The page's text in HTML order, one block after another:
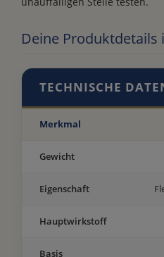
Deine Produktdetails
TECHNISCHE
Merkmal
Gewicht
Eigenschaft
Hauptwirkstoff
Basis